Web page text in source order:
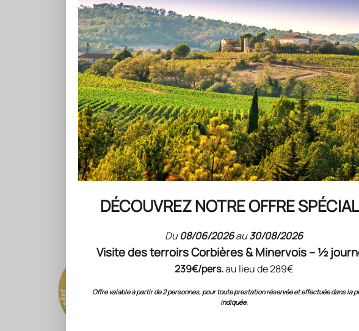
DÉCOUVREZ NOTRE OFFRE
Du08/06/2026au30/08/2026
Visite des terroirs Corbières & Minervois – ½
239€/pers.au lieu de 289€
Offre valable à partir de 2 personnes, pour toute prestation réservée et effectuée dans la
indiquée.
Évaluations& Notation